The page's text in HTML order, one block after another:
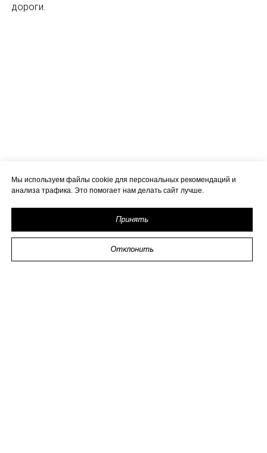
дороги.
Мы используем файлы cookie для персональных рекомендаций и
анализа трафика. Это помогает нам делать сайт лучше.
Принять
Отклонить